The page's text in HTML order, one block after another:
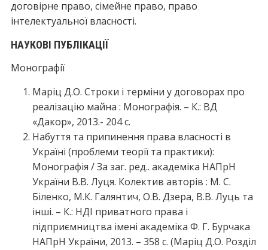
договірне право, сімейне право, право
інтелектуальної власності.
НАУКОВІ ПУБЛІКАЦІЇ
Монографії
Маріц Д.О. Cтроки і терміни у договорах про
реалізацію майна : Монографія. – К.: ВД
«Дакор», 2013.- 204 с.
Набуття та припинення права власності в
Україні (проблеми теорії та практики):
Монографія / За заг. ред.. академіка НАПрН
України В.В. Луця. Колектив авторів : М. С.
Біленко, М.К. Галянтич, О.В. Дзера, В.В. Луць та
інші. – К.: НДІ приватного права і
підприємництва імені академіка Ф. Г. Бурчака
НАПрН України, 2013. – 358 с. (Маріц Д.О. Розділ